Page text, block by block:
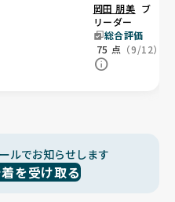
岡田 朋美 ブ
リーダー
総合評価
75 点 （9/12）
ルでお知らせします
を受け取る